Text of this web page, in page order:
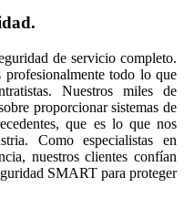
de servicio completo.
profesionalmente todo lo que
Nuestros miles de
proporcionar sistemas de
que es lo que nos
Como especialistas en
nuestros clientes confían
SMART para proteger